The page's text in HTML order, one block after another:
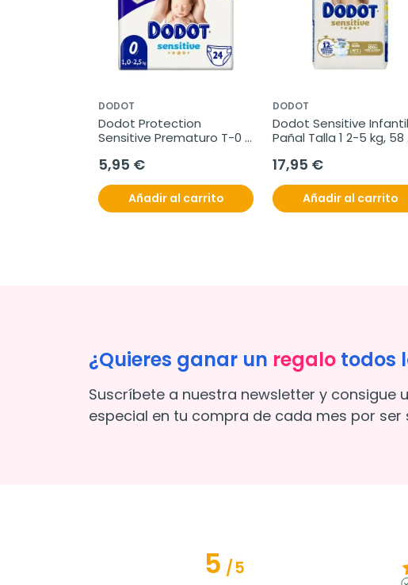
DODOT
Dodot Protection
Sensitive Prematuro T-0
5,95 €
Añadir al carrito
DODOT
Dodot Sensitive Infantil
Pañal Talla 1 2-5 kg, 58
17,95 €
Añadir al carrito
¿Quieres ganar un regalo todos
Suscríbete a nuestra newsletter y consigue
especial en tu compra de cada mes por ser
5/5